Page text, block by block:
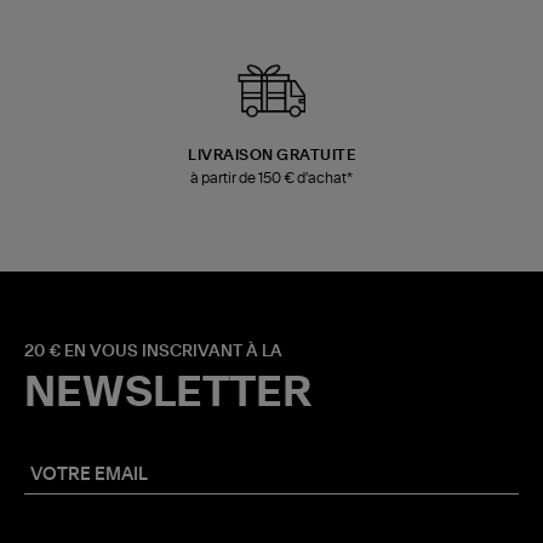
LIVRAISON GRATUITE
à partir de 150 € d'achat*
20 € EN VOUS INSCRIVANT À LA
NEWSLETTER